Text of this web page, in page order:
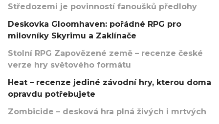
Středozemi je povinností fanoušků předlohy
Deskovka Gloomhaven: pořádné RPG pro
milovníky Skyrimu a Zaklínače
Stolní RPG Zapovězené země – recenze české
verze hry světového formátu
Heat – recenze jediné závodní hry, kterou doma
opravdu potřebujete
Zombicide – desková hra plná živých i mrtvých